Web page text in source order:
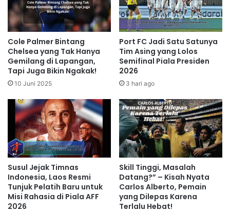
Cole Palmer Bintang
Chelsea yang Tak Hanya
Gemilang di Lapangan,
Tapi Juga Bikin Ngakak!
10 Juni 2025
Port FC Jadi Satu Satunya
Tim Asing yang Lolos
Semifinal Piala Presiden
2026
3 hari ago
Susul Jejak Timnas
Indonesia, Laos Resmi
Tunjuk Pelatih Baru untuk
Misi Rahasia di Piala AFF
2026
Skill Tinggi, Masalah
Datang?” – Kisah Nyata
Carlos Alberto, Pemain
yang Dilepas Karena
Terlalu Hebat!